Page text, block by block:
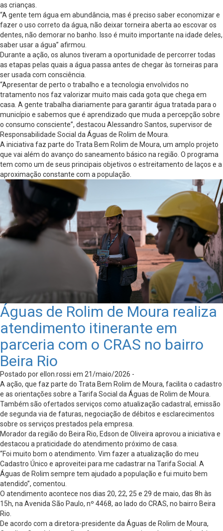
as crianças.
“A gente tem água em abundância, mas é preciso saber economizar e
fazer o uso correto da água, não deixar torneira aberta ao escovar os
dentes, não demorar no banho. Isso é muito importante na idade deles,
saber usar a água” afirmou.
Durante a ação, os alunos tiveram a oportunidade de percorrer todas
as etapas pelas quais a água passa antes de chegar às torneiras para
ser usada com consciência.
“Apresentar de perto o trabalho e a tecnologia envolvidos no
tratamento nos faz valorizar muito mais cada gota que chega em
casa. A gente trabalha diariamente para garantir água tratada para o
município e sabemos que é aprendizado que muda a percepção sobre
o consumo consciente”, destacou Alessandro Santos, supervisor de
Responsabilidade Social da Águas de Rolim de Moura.
A iniciativa faz parte do Trata Bem Rolim de Moura, um amplo projeto
que vai além do avanço do saneamento básico na região. O programa
tem como um de seus principais objetivos o estreitamento de laços e a
aproximação constante com a população.
Águas de Rolim de Moura realiza
atendimento itinerante em
parceria com o CRAS no bairro
Beira Rio
Postado por ellon.rossi em 21/maio/2026 -
A ação, que faz parte do Trata Bem Rolim de Moura, facilita o cadastro
e as orientações sobre a Tarifa Social da Águas de Rolim de Moura.
Também são ofertados serviços como atualização cadastral, emissão
de segunda via de faturas, negociação de débitos e esclarecimentos
sobre os serviços prestados pela empresa.
Morador da região do Beira Rio, Edson de Oliveira aprovou a iniciativa e
destacou a praticidade do atendimento próximo de casa.
“Foi muito bom o atendimento. Vim fazer a atualização do meu
Cadastro Único e aproveitei para me cadastrar na Tarifa Social. A
Águas de Rolim sempre tem ajudado a população e fui muito bem
atendido”, comentou.
O atendimento acontece nos dias 20, 22, 25 e 29 de maio, das 8h às
15h, na Avenida São Paulo, nº 4468, ao lado do CRAS, no bairro Beira
Rio.
De acordo com a diretora-presidente da Águas de Rolim de Moura,